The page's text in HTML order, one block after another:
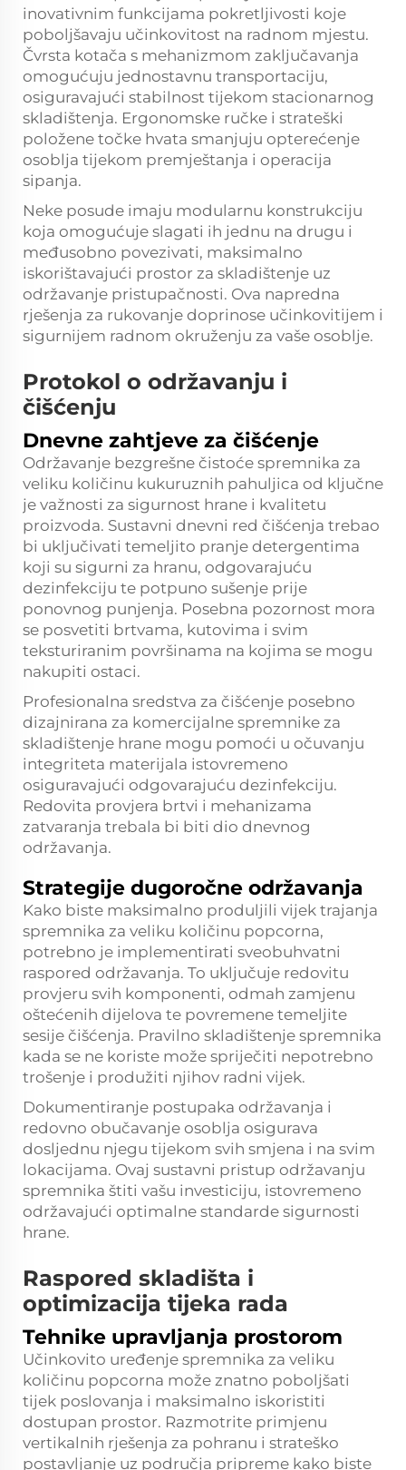
inovativnim funkcijama pokretljivosti koje
poboljšavaju učinkovitost na radnom mjestu.
Čvrsta kotača s mehanizmom zaključavanja
omogućuju jednostavnu transportaciju,
osiguravajući stabilnost tijekom stacionarnog
skladištenja. Ergonomske ručke i strateški
položene točke hvata smanjuju opterećenje
osoblja tijekom premještanja i operacija
sipanja.
Neke posude imaju modularnu konstrukciju
koja omogućuje slagati ih jednu na drugu i
međusobno povezivati, maksimalno
iskorištavajući prostor za skladištenje uz
održavanje pristupačnosti. Ova napredna
rješenja za rukovanje doprinose učinkovitijem i
sigurnijem radnom okruženju za vaše osoblje.
Protokol o održavanju i
čišćenju
Dnevne zahtjeve za čišćenje
Održavanje bezgrešne čistoće spremnika za
veliku količinu kukuruznih pahuljica od ključne
je važnosti za sigurnost hrane i kvalitetu
proizvoda. Sustavni dnevni red čišćenja trebao
bi uključivati temeljito pranje detergentima
koji su sigurni za hranu, odgovarajuću
dezinfekciju te potpuno sušenje prije
ponovnog punjenja. Posebna pozornost mora
se posvetiti brtvama, kutovima i svim
teksturiranim površinama na kojima se mogu
nakupiti ostaci.
Profesionalna sredstva za čišćenje posebno
dizajnirana za komercijalne spremnike za
skladištenje hrane mogu pomoći u očuvanju
integriteta materijala istovremeno
osiguravajući odgovarajuću dezinfekciju.
Redovita provjera brtvi i mehanizama
zatvaranja trebala bi biti dio dnevnog
održavanja.
Strategije dugoročne održavanja
Kako biste maksimalno produljili vijek trajanja
spremnika za veliku količinu popcorna,
potrebno je implementirati sveobuhvatni
raspored održavanja. To uključuje redovitu
provjeru svih komponenti, odmah zamjenu
oštećenih dijelova te povremene temeljite
sesije čišćenja. Pravilno skladištenje spremnika
kada se ne koriste može spriječiti nepotrebno
trošenje i produžiti njihov radni vijek.
Dokumentiranje postupaka održavanja i
redovno obučavanje osoblja osigurava
dosljednu njegu tijekom svih smjena i na svim
lokacijama. Ovaj sustavni pristup održavanju
spremnika štiti vašu investiciju, istovremeno
održavajući optimalne standarde sigurnosti
hrane.
Raspored skladišta i
optimizacija tijeka rada
Tehnike upravljanja prostorom
Učinkovito uređenje spremnika za veliku
količinu popcorna može znatno poboljšati
tijek poslovanja i maksimalno iskoristiti
dostupan prostor. Razmotrite primjenu
vertikalnih rješenja za pohranu i strateško
postavljanje uz područja pripreme kako biste